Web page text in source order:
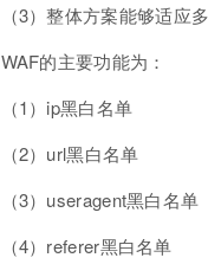
（3）整体方案能够适应
WAF的主要功能为：
（1）ip黑白名单
（2）url黑白名单
（3）useragent黑白名单
（4）referer黑白名单